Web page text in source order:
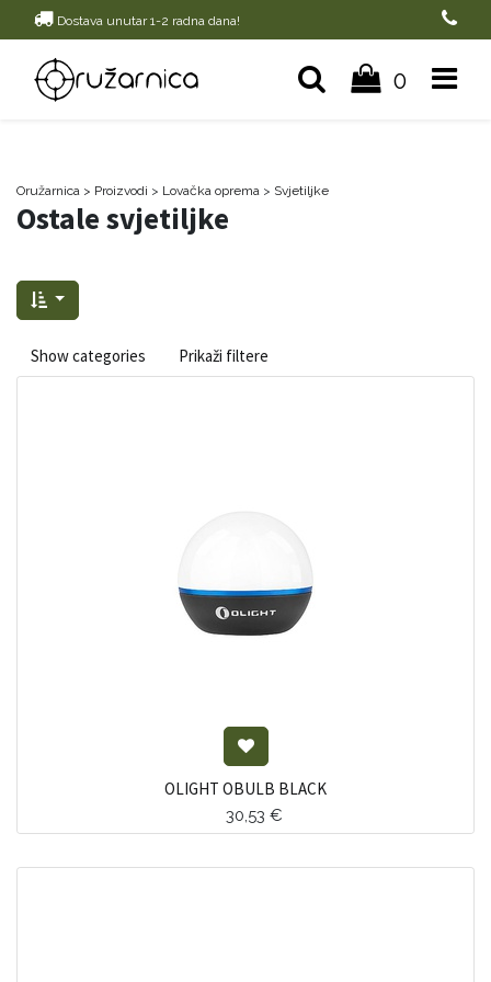
Dostava unutar 1-2 radna dana!
0
Oružarnica > Proizvodi > Lovačka oprema > Svjetiljke
Ostale svjetiljke
Show categories Prikaži filtere
OLIGHT OBULB BLACK
30,53 €